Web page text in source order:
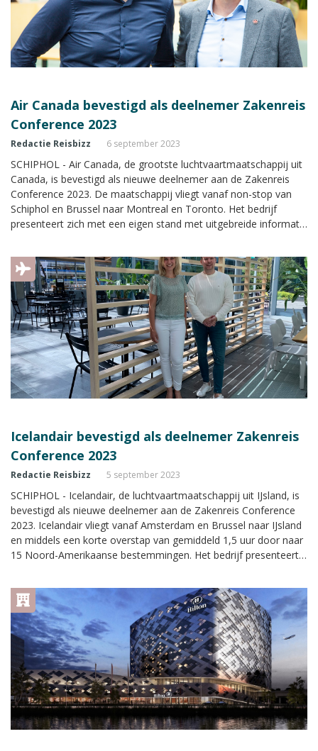
Air Canada bevestigd als deelnemer Zakenreis
Conference 2023
Redactie Reisbizz 6 september 2023
SCHIPHOL - Air Canada, de grootste luchtvaartmaatschappij uit
Canada, is bevestigd als nieuwe deelnemer aan de Zakenreis
Conference 2023. De maatschappij vliegt vanaf non-stop van
Schiphol en Brussel naar Montreal en Toronto. Het bedrijf
presenteert zich met een eigen stand met uitgebreide informatie
Icelandair bevestigd als deelnemer Zakenreis
Conference 2023
Redactie Reisbizz 5 september 2023
SCHIPHOL - Icelandair, de luchtvaartmaatschappij uit IJsland, is
bevestigd als nieuwe deelnemer aan de Zakenreis Conference
2023. Icelandair vliegt vanaf Amsterdam en Brussel naar IJsland
en middels een korte overstap van gemiddeld 1,5 uur door naar
15 Noord-Amerikaanse bestemmingen. Het bedrijf presenteert
Zakenreis Conference.